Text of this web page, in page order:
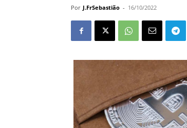
Por J.FrSebastião - 16/10/2022